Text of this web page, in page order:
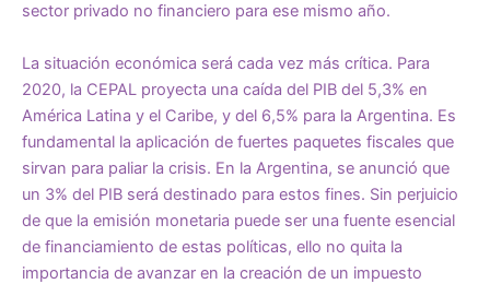
sector privado no financiero para ese mismo año.
La situación económica será cada vez más crítica. Para
2020, la CEPAL proyecta una caída del PIB del 5,3% en
América Latina y el Caribe, y del 6,5% para la Argentina. Es
fundamental la aplicación de fuertes paquetes fiscales que
sirvan para paliar la crisis. En la Argentina, se anunció que
un 3% del PIB será destinado para estos fines. Sin perjuicio
de que la emisión monetaria puede ser una fuente esencial
de financiamiento de estas políticas, ello no quita la
importancia de avanzar en la creación de un impuesto